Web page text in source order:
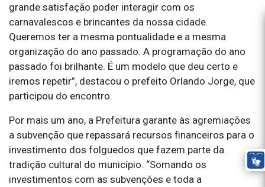
grande satisfação poder interagir com os
carnavalescos e brincantes da nossa cidade.
Queremos ter a mesma pontualidade e a mesma
organização do ano passado. A programação do ano
passado foi brilhante. É um modelo que deu certo e
iremos repetir”, destacou o prefeito Orlando Jorge, que
participou do encontro.
Por mais um ano, a Prefeitura garante às agremiações
a subvenção que repassará recursos financeiros para o
investimento dos folguedos que fazem parte da
tradição cultural do município. “Somando os
investimentos com as subvenções e toda a